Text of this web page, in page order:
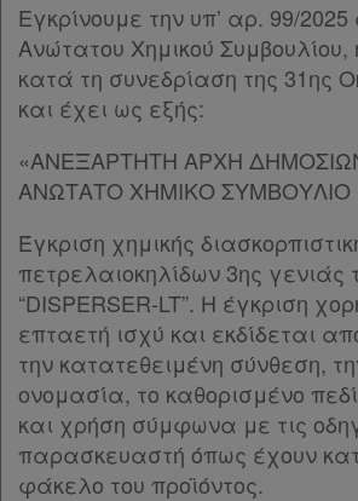
Εγκρίνουμε την υπ’ αρ. 99/
Ανώτατου Χημικού
κατά τη συνεδρίαση της 31ης
και έχει ως εξής:
«ΑΝΕΞΑΡΤΗΤΗ ΑΡΧΗ
ΑΝΩΤΑΤΟ ΧΗΜΙΚΟ ΣΥΜΒΟΥΛΙΟ
Έγκριση χημικής
πετρελαιοκηλίδων 3ης γενιάς
“DISPERSER-LT”. Η έγκριση
επταετή ισχύ και εκδίδεται
την κατατεθειμένη σύνθεση,
ονομασία, το καθορισμένο
και χρήση σύμφωνα με τις
παρασκευαστή όπως έχουν
φάκελο του προϊόντος.